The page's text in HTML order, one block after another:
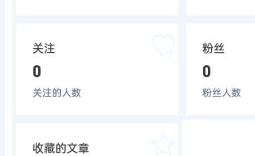
关注
0
关注的人数
粉丝
0
粉丝人数
收藏的文章